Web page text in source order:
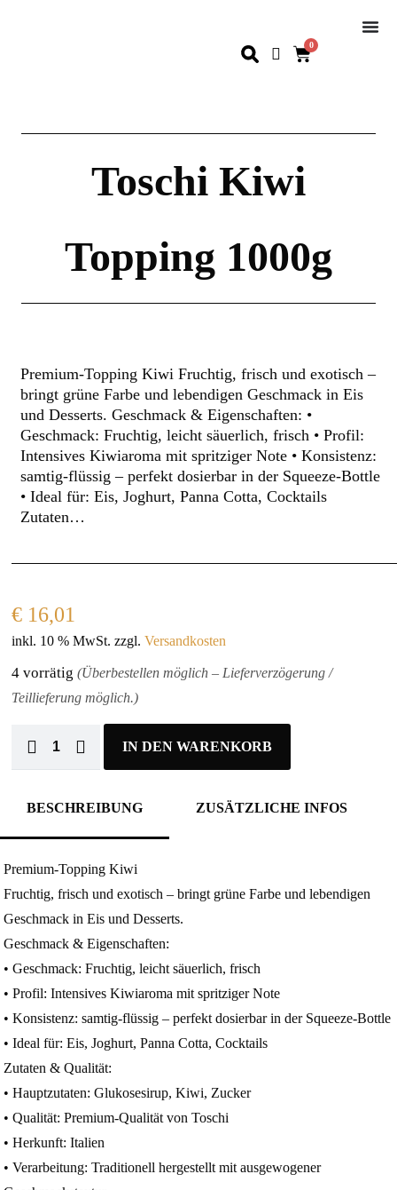
0
Toschi Kiwi
Topping 1000g
Premium-Topping Kiwi Fruchtig, frisch und exotisch –
bringt grüne Farbe und lebendigen Geschmack in Eis
und Desserts. Geschmack & Eigenschaften: •
Geschmack: Fruchtig, leicht säuerlich, frisch • Profil:
Intensives Kiwiaroma mit spritziger Note • Konsistenz:
samtig-flüssig – perfekt dosierbar in der Squeeze-Bottle
• Ideal für: Eis, Joghurt, Panna Cotta, Cocktails
Zutaten…
€ 16,01
inkl. 10 % MwSt. zzgl.Versandkosten
4 vorrätig(Überbestellen möglich – Lieferverzögerung /
Teillieferung möglich.)
IN DEN WARENKORB
BESCHREIBUNG ZUSÄTZLICHE INFOS
Premium-Topping Kiwi
Fruchtig, frisch und exotisch – bringt grüne Farbe und lebendigen
Geschmack in Eis und Desserts.
Geschmack & Eigenschaften:
• Geschmack: Fruchtig, leicht säuerlich, frisch
• Profil: Intensives Kiwiaroma mit spritziger Note
• Konsistenz: samtig-flüssig – perfekt dosierbar in der Squeeze-Bottle
• Ideal für: Eis, Joghurt, Panna Cotta, Cocktails
Zutaten & Qualität:
• Hauptzutaten: Glukosesirup, Kiwi, Zucker
• Qualität: Premium-Qualität von Toschi
• Herkunft: Italien
• Verarbeitung: Traditionell hergestellt mit ausgewogener